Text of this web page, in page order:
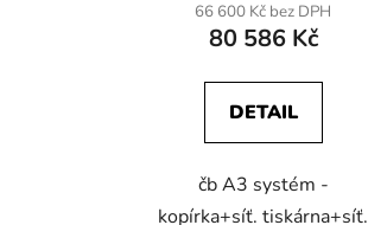
66 600 Kč bez DPH
80 586 Kč
DETAIL
čb A3 systém -
kopírka+síť. tiskárna+síť.